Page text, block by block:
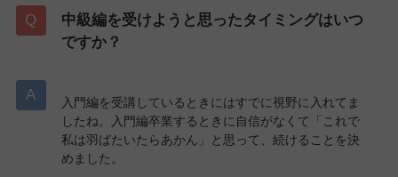
中級編を受けようと思ったタイミングはいつ
ですか？
入門編を受講しているときにはすでに視野に入れてま
したね。入門編卒業するときに自信がなくて「これで
私は羽ばたいたらあかん」と思って、続けることを決
めました。